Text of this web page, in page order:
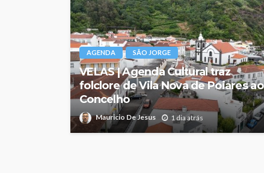
AGENDA SÃO JORGE
VELAS | Agenda Cultural traz
folclore de Vila Nova de Poiares ao
Concelho
Mauricio De Jesus 1 dia atrás